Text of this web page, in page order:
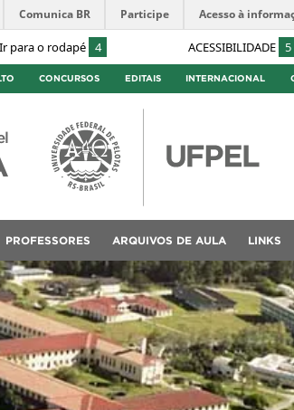
Ir para o rodapé 4 ACESSIBILIDADE 5
Comunica BR Participe Acesso à
CONCURSOS EDITAIS INTERNACIONAL
PROFESSORES ARQUIVOS DE AULA LINKS